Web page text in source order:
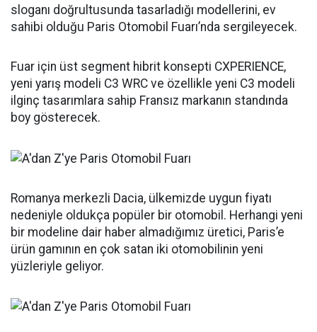
sloganı doğrultusunda tasarladığı modellerini, ev
sahibi olduğu Paris Otomobil Fuarı’nda sergileyecek.
Fuar için üst segment hibrit konsepti CXPERIENCE,
yeni yarış modeli C3 WRC ve özellikle yeni C3 modeli
ilginç tasarımlara sahip Fransız markanın standında
boy gösterecek.
Romanya merkezli Dacia, ülkemizde uygun fiyatı
nedeniyle oldukça popüler bir otomobil. Herhangi yeni
bir modeline dair haber almadığımız üretici, Paris’e
ürün gamının en çok satan iki otomobilinin yeni
yüzleriyle geliyor.